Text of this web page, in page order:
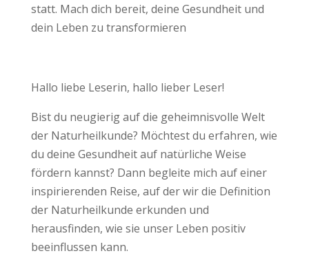
statt. Mach dich bereit, deine Gesundheit und
dein Leben zu transformieren
Hallo liebe Leserin, hallo lieber Leser!
Bist du neugierig auf die geheimnisvolle Welt
der Naturheilkunde? Möchtest du erfahren, wie
du deine Gesundheit auf natürliche Weise
fördern kannst? Dann begleite mich auf einer
inspirierenden Reise, auf der wir die Definition
der Naturheilkunde erkunden und
herausfinden, wie sie unser Leben positiv
beeinflussen kann.